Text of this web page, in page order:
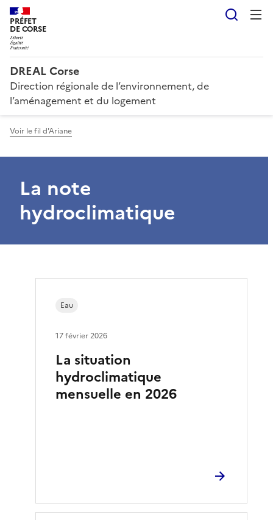
PRÉFET
DE CORSE
DREAL Corse
Direction régionale de l’environnement, de
l’aménagement et du logement
Voir le fil d'Ariane
La note
hydroclimatique
La situation
hydroclimatique
mensuelle en 2026
Eau
17 février 2026